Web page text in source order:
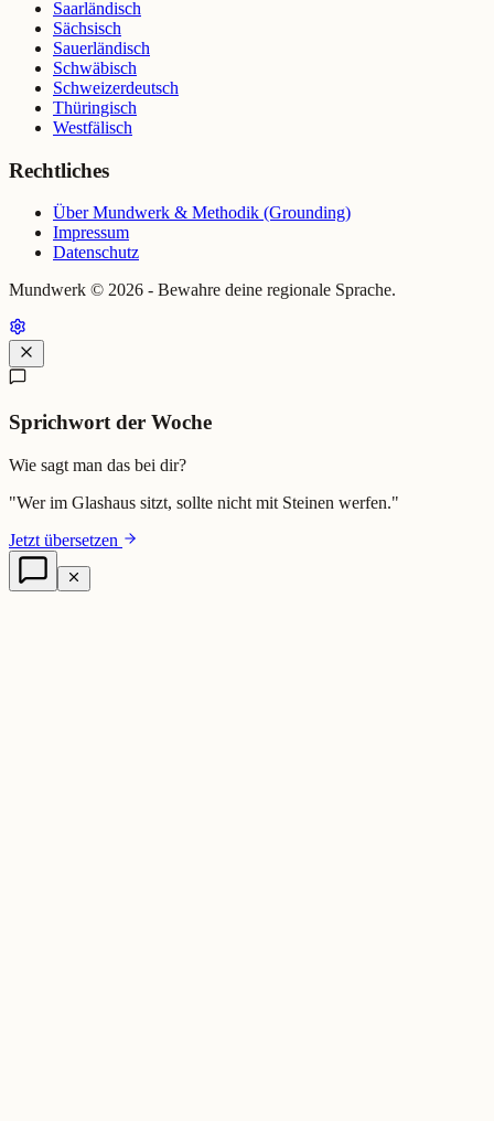
Saarländisch
Sächsisch
Sauerländisch
Schwäbisch
Schweizerdeutsch
Thüringisch
Westfälisch
Rechtliches
Über Mundwerk & Methodik (Grounding)
Impressum
Datenschutz
Mundwerk © 2026 - Bewahre deine regionale Sprache.
Sprichwort der Woche
Wie sagt man das bei dir?
"Wer im Glashaus sitzt, sollte nicht mit Steinen werfen."
Jetzt übersetzen